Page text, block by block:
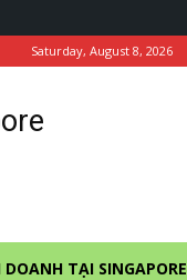
Saturday, August 8, 2026
DOANH TẠI SINGAPORE